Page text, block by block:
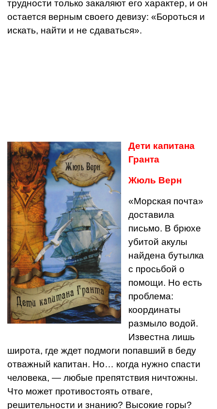
трудности только закаляют его характер, и он
остается верным своего девизу: «Бороться и
искать, найти и не сдаваться».
Дети капитана
Гранта
Жюль Верн
«Морская почта»
доставила
письмо. В брюхе
убитой акулы
найдена бутылка
с просьбой о
помощи. Но есть
проблема:
координаты
размыло водой.
Известна лишь
широта, где ждет подмоги попавший в беду
отважный капитан. Но… когда нужно спасти
человека, — любые препятствия ничтожны.
Что может противостоять отваге,
решительности и знанию? Высокие горы?